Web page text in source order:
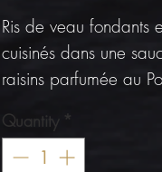
per
1
Kilogram
Ris de veau fondants
cuisinés dans une
raisins parfumée au
Quantity *